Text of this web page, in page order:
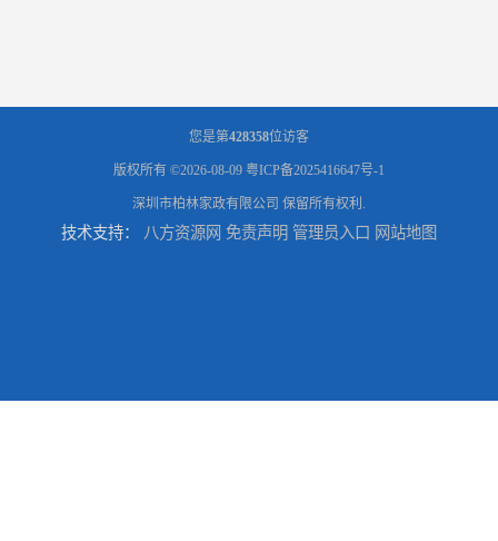
您是第428358位访客
版权所有 ©2026-08-09 粤ICP备2025416647号-1
深圳市柏林家政有限公司 保留所有权利.
技术支持： 八方资源网 免责声明 管理员入口 网站地图